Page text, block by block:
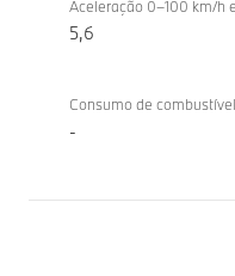
Aceleração 0–100 km/h
5,6
Consumo de
-